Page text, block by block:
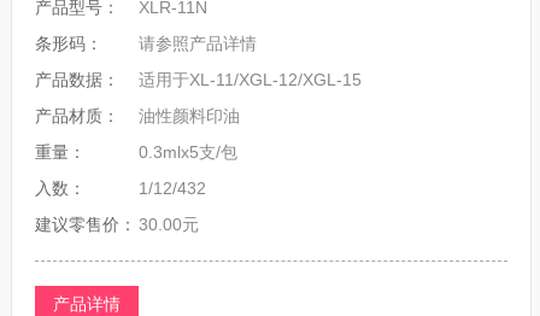
产品型号：
XLR-11N
条形码：
请参照产品详情
产品数据：
适用于XL-11/XGL-12/XGL-15
产品材质：
油性颜料印油
重量：
0.3mlx5支/包
入数：
1/12/432
建议零售价： 30.00元
产品详情